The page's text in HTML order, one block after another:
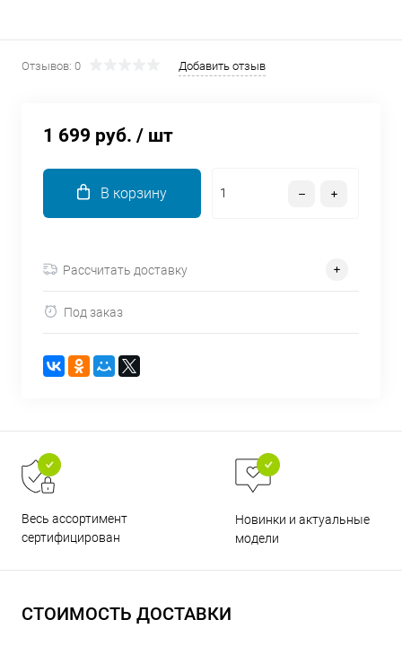
Отзывов: 0 Добавить отзыв
1 699 руб. / шт
В корзину
Рассчитать доставку
Под заказ
Весь ассортимент
сертифицирован
Новинки и актуальные
модели
СТОИМОСТЬ ДОСТАВКИ
об оплате Плайтом
Остались вопросы?
8 800 302-02-51
plait.ru